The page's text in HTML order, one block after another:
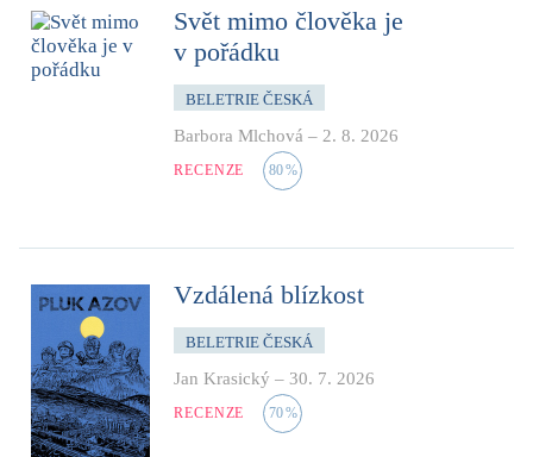
Svět mimo člověka je
v pořádku
BELETRIE ČESKÁ
Barbora Mlchová – 2. 8. 2026
RECENZE 80%
Vzdálená blízkost
BELETRIE ČESKÁ
Jan Krasický – 30. 7. 2026
RECENZE 70%